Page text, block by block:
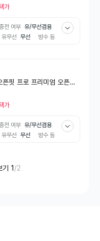
가
전 여부 유/무선겸용
유무선 무선
방수 등
핏 프로 프리미엄 오픈형
화이트][T010][2년AS]
가
전 여부 유/무선겸용
유무선 무선
방수 등
1 /2